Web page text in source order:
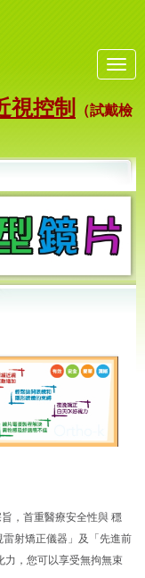
視控制
（試戴檢
，首重醫療安全性與 穩
射矯正儀器」及「先進前
力，您可以享受無拘無束